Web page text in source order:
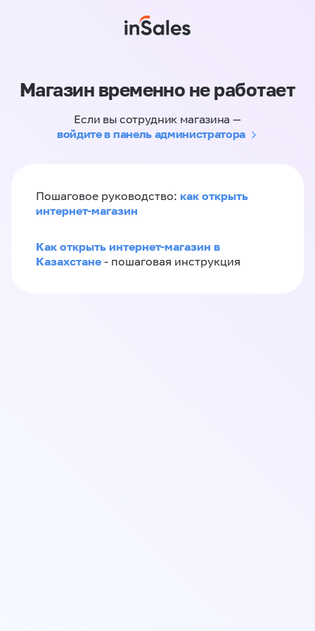
Магазин временно не работает
Если вы сотрудник магазина —
войдите в панель администратора
Пошаговое руководство: как открыть
интернет-магазин
Как открыть интернет-магазин в
Казахстане - пошаговая инструкция